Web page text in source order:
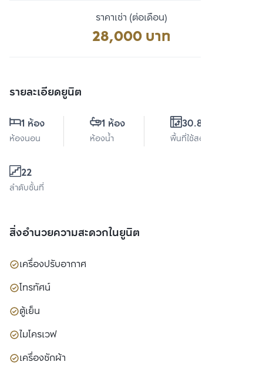
ราคาเช่า (ต่อเดือน)
28,000 บาท
รายละเอียดยูนิต
1 ห้อง
ห้องนอน
1 ห้อง
ห้องน้ำ
30.89 ตร.ม.
พื้นที่ใช้สอย
22
ลำดับชั้นที่
สิ่งอำนวยความสะดวกในยูนิต
เครื่องปรับอากาศ
โทรทัศน์
ตู้เย็น
ไมโครเวฟ
เครื่องซักผ้า